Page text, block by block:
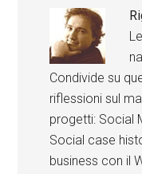
Condivide su
riflessioni sul
progetti: Social
Social case
business con il